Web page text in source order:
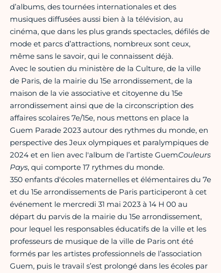
d’albums, des tournées internationales et des
musiques diffusées aussi bien à la télévision, au
cinéma, que dans les plus grands spectacles, défilés de
mode et parcs d’attractions, nombreux sont ceux,
même sans le savoir, qui le connaissent déjà.
Avec le soutien du ministère de la Culture, de la ville
de Paris, de la mairie du 15e arrondissement, de la
maison de la vie associative et citoyenne du 15e
arrondissement ainsi que de la circonscription des
affaires scolaires 7e/15e, nous mettons en place la
Guem Parade 2023 autour des rythmes du monde, en
perspective des Jeux olympiques et paralympiques de
2024 et en lien avec l'album de l’artiste GuemCouleurs
Pays, qui comporte 17 rythmes du monde.
350 enfants d'écoles maternelles et élémentaires du 7e
et du 15e arrondissements de Paris participeront à cet
événement le mercredi 31 mai 2023 à 14 H 00 au
départ du parvis de la mairie du 15e arrondissement,
pour lequel les responsables éducatifs de la ville et les
professeurs de musique de la ville de Paris ont été
formés par les artistes professionnels de l’association
Guem, puis le travail s’est prolongé dans les écoles par